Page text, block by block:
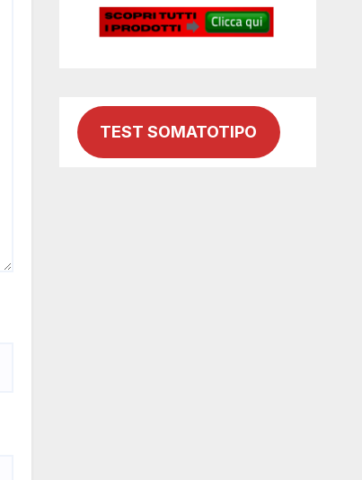
TEST SOMATOTIPO